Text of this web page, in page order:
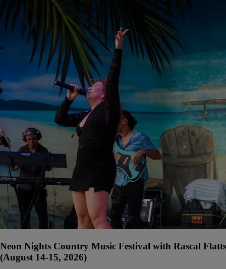
Neon Nights Country Music Festival with Rascal
(August 14-15, 2026)